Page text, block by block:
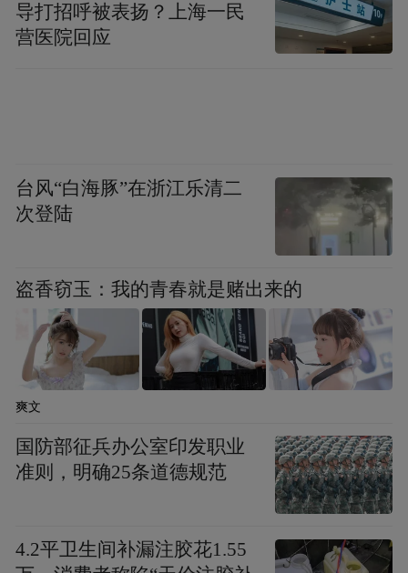
加有趣。 总而言之，虽然有些地方说不通，
但是真的好爱这部剧，值得给它打满分，并
4、《黑镜 第一季》
评分：9.4
主演：罗里·金尼尔 / 鲁伯特·艾弗雷特 / 丹尼
尔·卡卢亚
导打招呼被表扬？上海一民
营医院回应
台风“白海豚”在浙江乐清二
次登陆
盗香窃玉：我的青春就是赌出来的
爽文
国防部征兵办公室印发职业
准则，明确25条道德规范
4.2平卫生间补漏注胶花1.55